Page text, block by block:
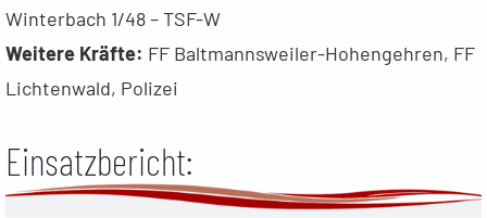
Winterbach 1/48 – TSF-W
Weitere Kräfte: FF Baltmannsweiler-Hohengehren, FF
Lichtenwald, Polizei
Einsatzbericht: